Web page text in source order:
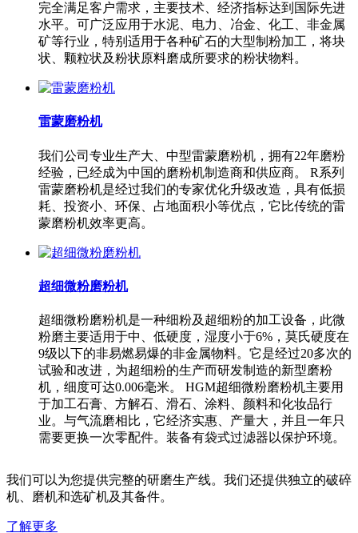
完全满足客户需求，主要技术、经济指标达到国际先进
水平。可广泛应用于水泥、电力、冶金、化工、非金属
矿等行业，特别适用于各种矿石的大型制粉加工，将块
状、颗粒状及粉状原料磨成所要求的粉状物料。
雷蒙磨粉机
我们公司专业生产大、中型雷蒙磨粉机，拥有22年磨粉
经验，已经成为中国的磨粉机制造商和供应商。 R系列
雷蒙磨粉机是经过我们的专家优化升级改造，具有低损
耗、投资小、环保、占地面积小等优点，它比传统的雷
蒙磨粉机效率更高。
超细微粉磨粉机
超细微粉磨粉机是一种细粉及超细粉的加工设备，此微
粉磨主要适用于中、低硬度，湿度小于6%，莫氏硬度在
9级以下的非易燃易爆的非金属物料。它是经过20多次的
试验和改进，为超细粉的生产而研发制造的新型磨粉
机，细度可达0.006毫米。 HGM超细微粉磨粉机主要用
于加工石膏、方解石、滑石、涂料、颜料和化妆品行
业。与气流磨相比，它经济实惠、产量大，并且一年只
需要更换一次零配件。装备有袋式过滤器以保护环境。
我们可以为您提供完整的研磨生产线。我们还提供独立的破碎
机、磨机和选矿机及其备件。
了解更多